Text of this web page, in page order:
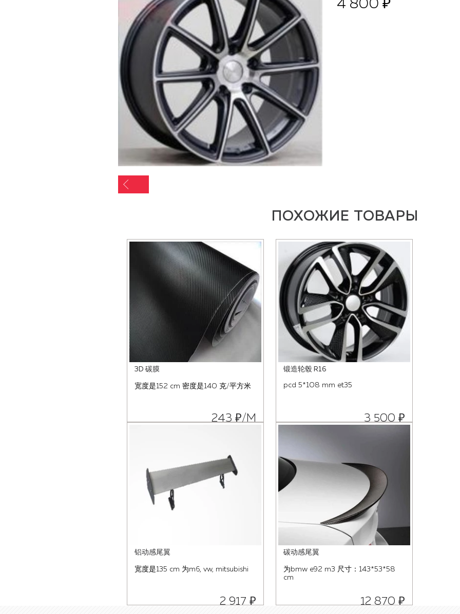
4 800 ₽
ПОХОЖИЕ ТОВАРЫ
3D 碳膜
宽度是152 cm 密度是140 克/平方米
243 ₽/М
锻造轮毂 R16
pcd 5*108 mm et35
3 500 ₽
铝动感尾翼
宽度是135 cm 为m6, vw, mitsubishi
2 917 ₽
碳动感尾翼
为bmw e92 m3 尺寸：143*53*58
cm
12 870 ₽